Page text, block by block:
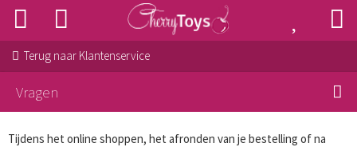
Terug naar Klantenservice
Vragen
Tijdens het online shoppen, het afronden van je bestelling of na